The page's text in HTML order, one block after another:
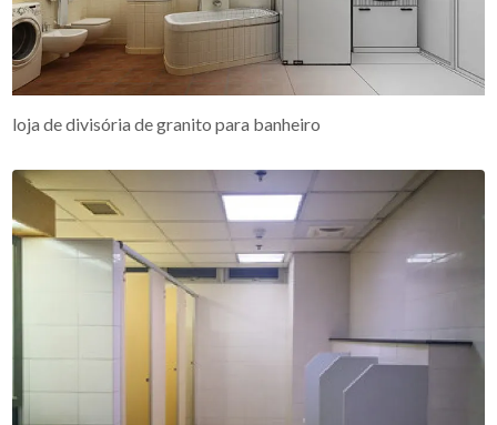
loja de divisória de granito para banheiro